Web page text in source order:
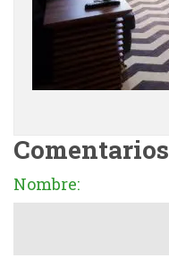
Comentarios
Nombre: